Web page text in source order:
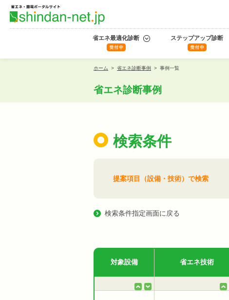
省エネ最適化診断 ステップアップ診断
ホーム > 省エネ診断事例 > 事例一覧
省エネ診断事例
検索条件
提案項目（設備・技術）で検索
検索条件指定画面に戻る
対象設備 省エネ技術